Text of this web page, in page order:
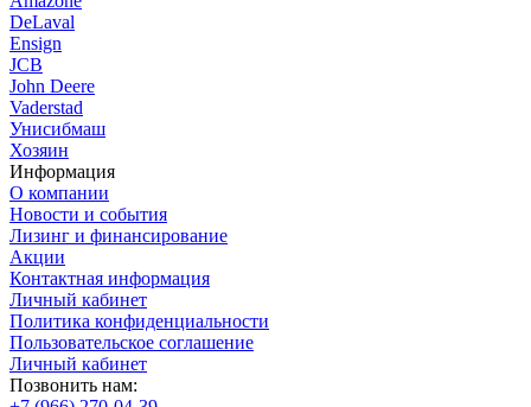
DeLaval
Ensign
JCB
John Deere
Vaderstad
Унисибмаш
Хозяин
Информация
О компании
Новости и события
Лизинг и финансирование
Акции
Контактная информация
Личный кабинет
Политика конфиденциальности
Пользовательское соглашение
Личный кабинет
Позвонить нам: